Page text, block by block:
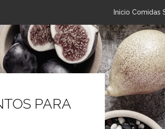
Inicio Comidas
PARA